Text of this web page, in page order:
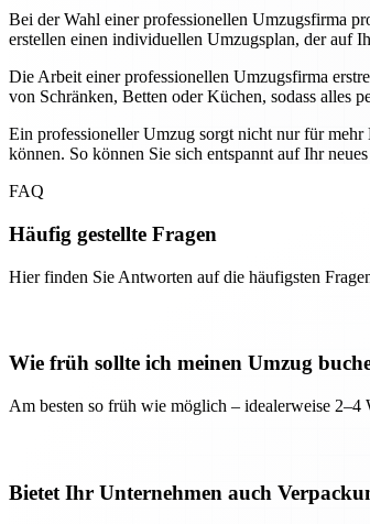
Bei der Wahl einer professionellen Umzugsfirma
erstellen einen individuellen Umzugsplan, der auf
Die Arbeit einer professionellen Umzugsfirma
von Schränken, Betten oder Küchen, sodass alles
Ein professioneller Umzug sorgt nicht nur für
können. So können Sie sich entspannt auf Ihr
FAQ
Häufig gestellte Fragen
Hier finden Sie Antworten auf die häufigsten
Wie früh sollte ich meinen Umzug
Am besten so früh wie möglich – idealerweise
Bietet Ihr Unternehmen auch